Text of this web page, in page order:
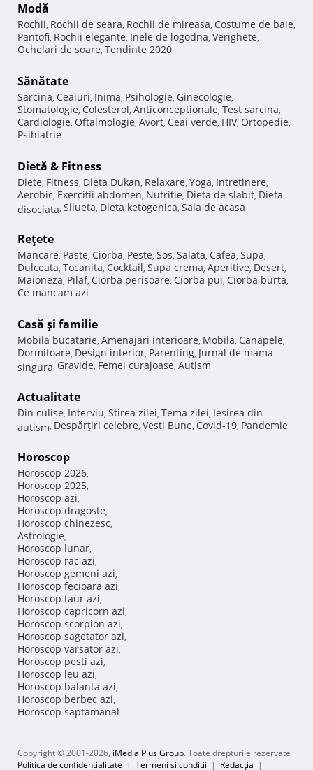
Modă
Rochii, Rochii de seara, Rochii de mireasa, Costume de baie,
Pantofi, Rochii elegante, Inele de logodna, Verighete,
Ochelari de soare, Tendinte 2020
Sănătate
Sarcina, Ceaiuri, Inima, Psihologie, Ginecologie,
Stomatologie, Colesterol, Anticonceptionale, Test sarcina,
Cardiologie, Oftalmologie, Avort, Ceai verde, HIV, Ortopedie,
Psihiatrie
Dietă & Fitness
Diete, Fitness, Dieta Dukan, Relaxare, Yoga, Intretinere,
Aerobic, Exercitii abdomen, Nutritie, Dieta de slabit, Dieta
disociata, Silueta, Dieta ketogenica, Sala de acasa
Reţete
Mancare, Paste, Ciorba, Peste, Sos, Salata, Cafea, Supa,
Dulceata, Tocanita, Cocktail, Supa crema, Aperitive, Desert,
Maioneza, Pilaf, Ciorba perisoare, Ciorba pui, Ciorba burta,
Ce mancam azi
Casă şi familie
Mobila bucatarie, Amenajari interioare, Mobila, Canapele,
Dormitoare, Design interior, Parenting, Jurnal de mama
singura, Gravide, Femei curajoase, Autism
Actualitate
Din culise, Interviu, Stirea zilei, Tema zilei, Iesirea din
autism, Despărţiri celebre, Vesti Bune, Covid-19, Pandemie
Horoscop
Horoscop 2026,
Horoscop 2025,
Horoscop azi,
Horoscop dragoste,
Horoscop chinezesc,
Astrologie,
Horoscop lunar,
Horoscop rac azi,
Horoscop gemeni azi,
Horoscop fecioara azi,
Horoscop taur azi,
Horoscop capricorn azi,
Horoscop scorpion azi,
Horoscop sagetator azi,
Horoscop varsator azi,
Horoscop pesti azi,
Horoscop leu azi,
Horoscop balanta azi,
Horoscop berbec azi,
Horoscop saptamanal
Copyright © 2001-2026, iMedia Plus Group. Toate drepturile rezervate
Politica de confidențialitate | Termeni si conditii | Redacţia |